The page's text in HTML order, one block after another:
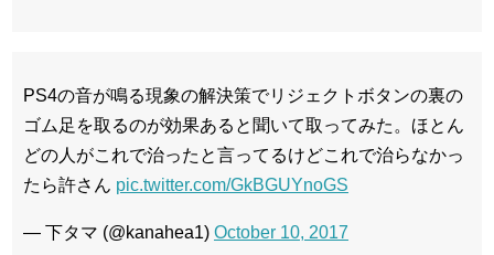
PS4の音が鳴る現象の解決策でリジェクトボタンの裏の
ゴム足を取るのが効果あると聞いて取ってみた。ほとん
どの人がこれで治ったと言ってるけどこれで治らなかっ
たら許さん pic.twitter.com/GkBGUYnoGS
— 下タマ (@kanahea1) October 10, 2017